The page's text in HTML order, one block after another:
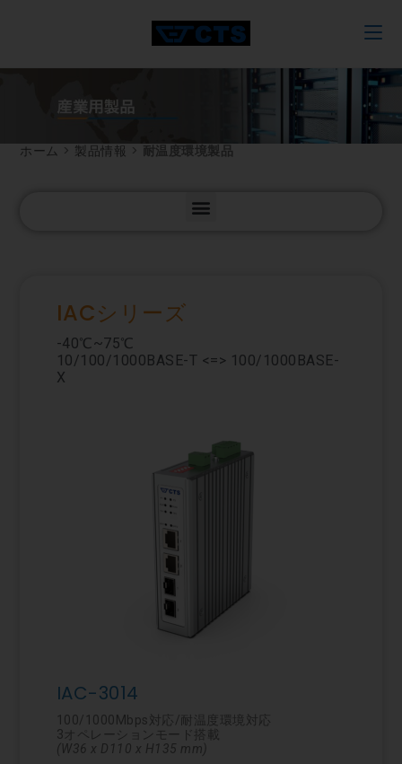
ホーム > 製品情報 > 耐温度環境製品
IACシリーズ
-40℃~75℃
10/100/1000BASE-T <=> 100/1000BASE-
X
IAC-3014
100/1000Mbps対応/耐温度環境対応
3オペレーションモード搭載
(W36 x D110 x H135 mm)